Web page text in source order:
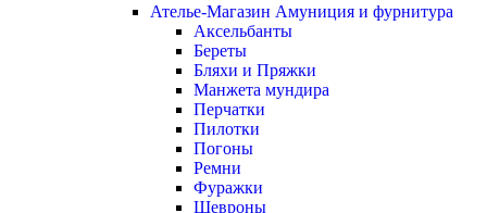
Ателье-Магазин Амуниция и фурнитура
Аксельбанты
Береты
Бляхи и Пряжки
Манжета мундира
Перчатки
Пилотки
Погоны
Ремни
Фуражки
Шевроны